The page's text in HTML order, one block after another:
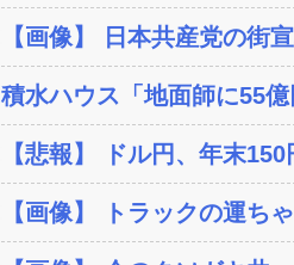
【画像】 日本共産党の街
積水ハウス「地面師に55
【悲報】 ドル円、年末
【画像】 トラックの運ち